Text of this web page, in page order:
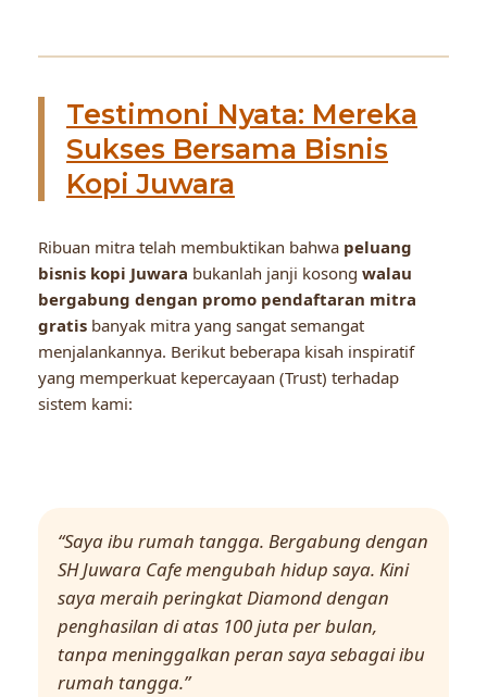
Testimoni Nyata: Mereka
Sukses Bersama Bisnis
Kopi Juwara
Ribuan mitra telah membuktikan bahwa peluang
bisnis kopi Juwara bukanlah janji kosong walau
bergabung dengan promo pendaftaran mitra
gratis banyak mitra yang sangat semangat
menjalankannya. Berikut beberapa kisah inspiratif
yang memperkuat kepercayaan (Trust) terhadap
sistem kami:
“Saya ibu rumah tangga. Bergabung dengan
SH Juwara Cafe mengubah hidup saya. Kini
saya meraih peringkat Diamond dengan
penghasilan di atas 100 juta per bulan,
tanpa meninggalkan peran saya sebagai ibu
rumah tangga.”